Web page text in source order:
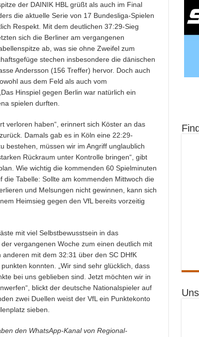
der DAINIK HBL grüßt als auch im Final
die aktuelle Serie von 17 Bundesliga-Spielen
Respekt. Mit dem deutlichen 37:29-Sieg
sich die Berliner am vergangenen
ab, was sie ohne Zweifel zum
stechen insbesondere die dänischen
Andersson (156 Treffer) hervor. Doch auch
aus dem Feld als auch vom
Hinspiel gegen Berlin war natürlich ein
spielen durften.
verloren haben“, erinnert sich Köster an das
Damals gab es in Köln eine 22:29-
bestehen, müssen wir im Angriff unglaublich
Rückraum unter Kontrolle bringen“, gibt
Wie wichtig die kommenden 60 Spielminuten
Tabelle: Sollte am kommenden Mittwoch die
und Melsungen nicht gewinnen, kann sich
Heimsieg gegen den VfL bereits vorzeitig
mit viel Selbstbewusstsein in das
vergangenen Woche zum einen deutlich mit
mit dem 32:31 über den SC DHfK
konnten. „Wir sind sehr glücklich, dass
bei uns geblieben sind. Jetzt möchten wir in
blickt der deutsche Nationalspieler auf
zwei Duellen weist der VfL ein Punktekonto
sieben.
den WhatsApp-Kanal von Regional-